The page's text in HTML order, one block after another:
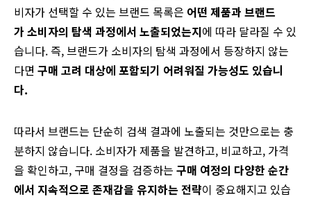
비자가 선택할 수 있는 브랜드 목록은 어떤 제품과 브랜드
가 소비자의 탐색 과정에서 노출되었는지에 따라 달라질 수 있
습니다.즉, 브랜드가 소비자의 탐색 과정에서 등장하지 않는
다면 구매 고려 대상에 포함되기 어려워질 가능성도 있습니
다.
따라서 브랜드는 단순히 검색 결과에 노출되는 것만으로는 충
분하지 않습니다. 소비자가 제품을 발견하고, 비교하고, 가격
을 확인하고, 구매 결정을 검증하는 구매 여정의 다양한 순간
에서 지속적으로 존재감을 유지하는 전략이 중요해지고 있습